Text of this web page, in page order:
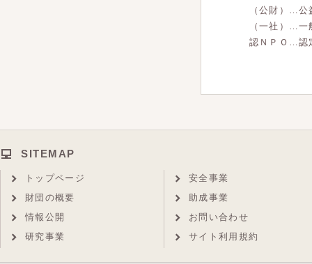
（公財）…公
（一社）…一
認ＮＰＯ…認
SITEMAP
トップページ
財団の概要
情報公開
研究事業
安全事業
助成事業
お問い合わせ
サイト利用規約